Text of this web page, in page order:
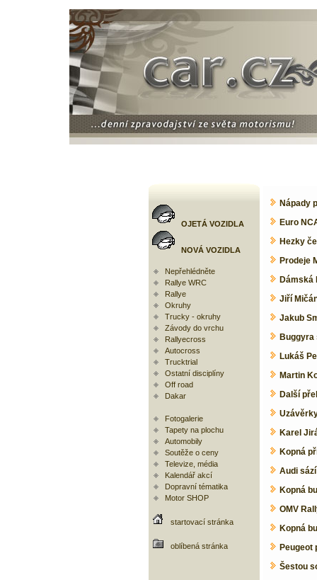
OJETÁ VOZIDLA
NOVÁ VOZIDLA
Nepřehlédněte
Rallye WRC
Rallye
Okruhy
Trucky - okruhy
Závody do vrchu
Rallyecross
Autocross
Trucktrial
Ostatní disciplíny
Off road
Dakar
Fotogalerie
Tapety na plochu
Automobily
Soutěže o ceny
Televize, média
Kalendář akcí
Dopravní tématika
Motor SHOP
startovací stránka
oblíbená stránka
Nápady
Euro
Hezky
Prodeje
Dámská
Jiří
Jakub
Buggyra
Lukáš
Martin
Další
Karel
Kopná
Audi
Kopná
OMV
Kopná
Peugeot
Šestou